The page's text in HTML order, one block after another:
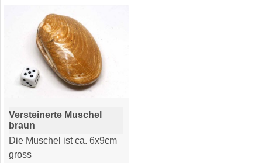
Versteinerte Muschel
braun
Die Muschel ist ca. 6x9cm
gross